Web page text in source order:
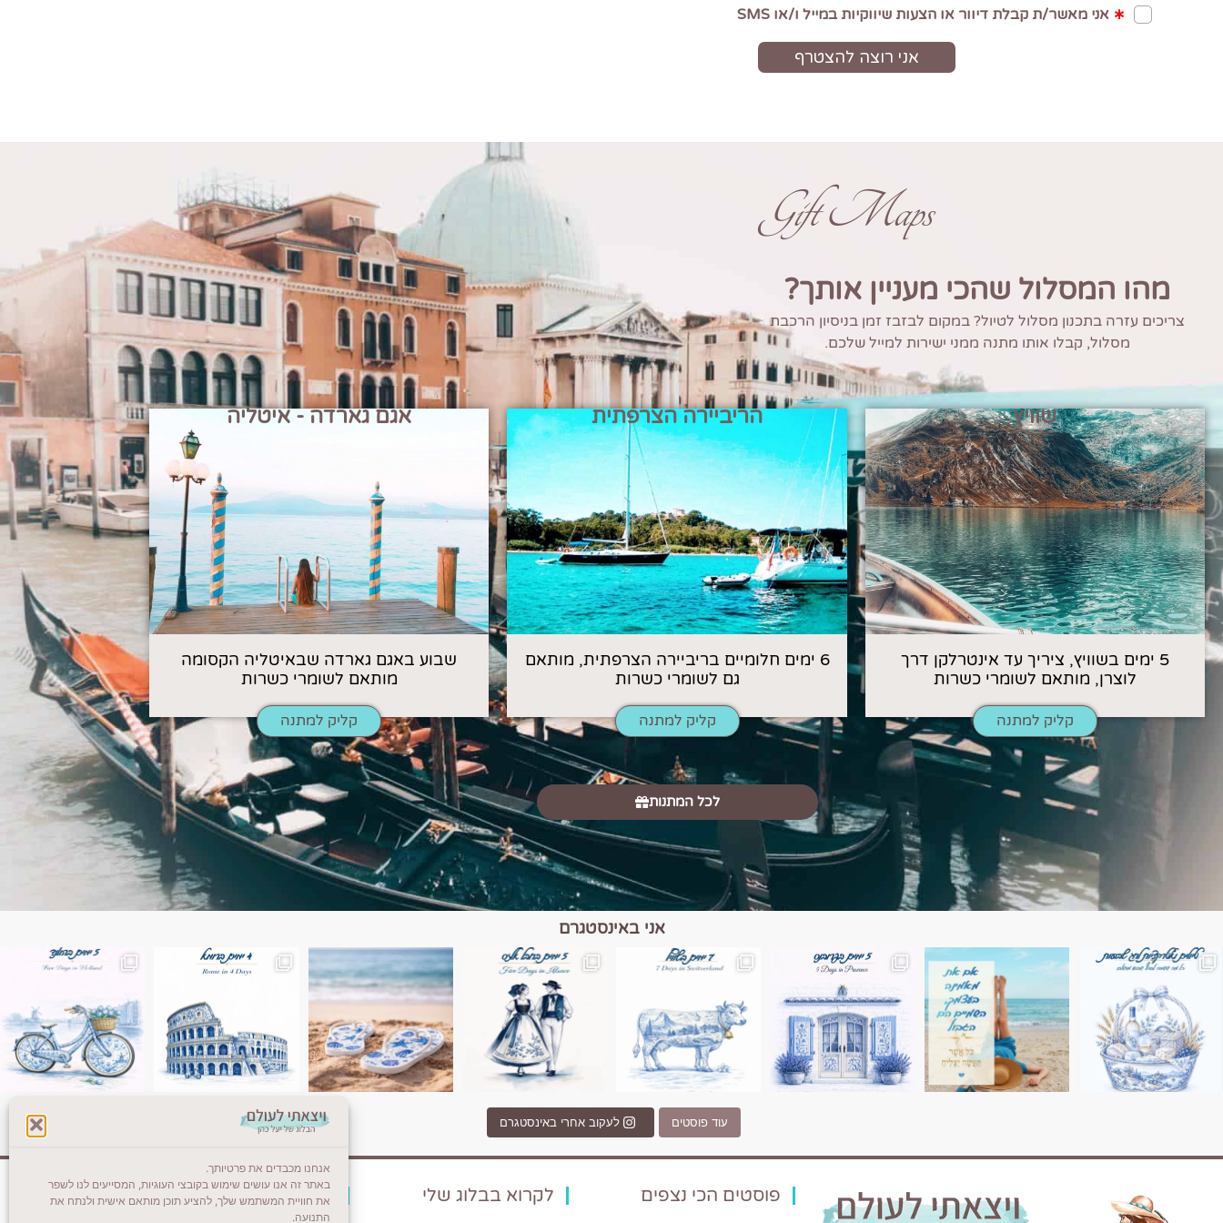
אנחנו מכבדים את פרטיותך.
באתר זה אנו עושים שימוש בקובצי העוגיות, המסייעים לנו לשפר
את חוויית המשתמש שלך, להציע תוכן מותאם אישית ולנתח את
התנועה.
Gift Maps
מהו המסלול שהכי מעניין אותך?
צריכים עזרה בתכנון מסלול לטיול? במקום לבזבז זמן בניסיון הרכבת
מסלול, קבלו אותו מתנה ממני ישירות למייל שלכם.
שוויץ
5 ימים בשוויץ, ציריך עד אינטרלקן דרך
לוצרן, מותאם לשומרי כשרות
קליק למתנה
הריביירה הצרפתית
6 ימים חלומיים בריביירה הצרפתית, מותאם
גם לשומרי כשרות
קליק למתנה
אגם גארדה - איטליה
שבוע באגם גארדה שבאיטליה הקסומה
מותאם לשומרי כשרות
קליק למתנה
לכל המתנות
אני באינסטגרם
השמים הם הגבול 💙🩵 טיול בין כפרים, יין ונופים בחבל אלזס צרפת
יש רגע כזה בחופשה שבו הכל נהיה פשוט יותר. החול, הי
יש ערים בעולם שמרגישות כמו מסע בזמן. רומא היא אחתInstagram post 18087423191462101
עוד פוסטים לעקוב אחרי באינסטגרם
פוסטים הכי נצפים לקרוא בבלוג שלי צרו קשר (לא בשבת)